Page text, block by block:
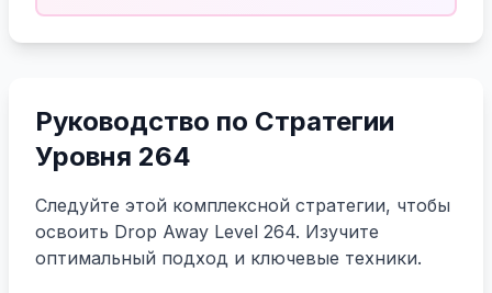
Руководство по Стратегии
Уровня 264
Следуйте этой комплексной стратегии, чтобы
освоить Drop Away Level 264. Изучите
оптимальный подход и ключевые техники.